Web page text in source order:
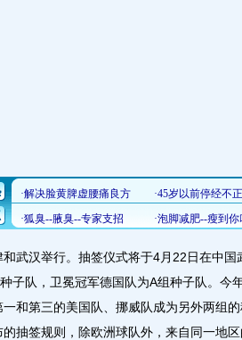
和武汉举行。抽签仪式将于4月22日在中
子队，卫冕冠军德国队为A组种子队。今
一和第三的美国队、挪威队成为另外两组
的抽签规则，除欧洲球队外，来自同一地